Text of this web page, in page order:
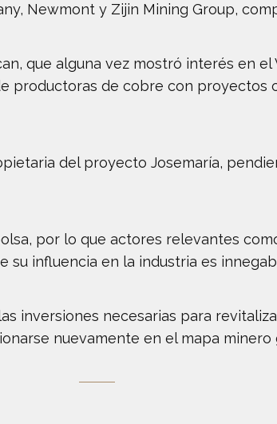
Newmont y Zijin Mining Group,
que alguna vez mostró interés en el
productoras de cobre con proyectos
del proyecto Josemaría,
por lo que actores relevantes
su influencia en la industria es
inversiones necesarias para
nuevamente en el mapa minero